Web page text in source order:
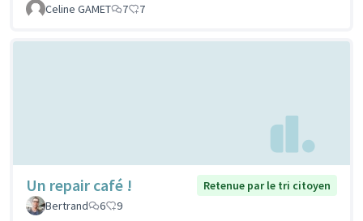
Celine GAMET
7 7
Un repair café !
Retenue par le tri citoyen
Bertrand
6 9